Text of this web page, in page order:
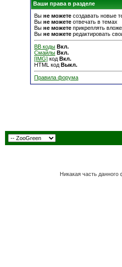
Ваши права в разделе
Вы не можете создавать новые
Вы не можете отвечать в темах
Вы не можете прикреплять
Вы не можете редактировать
BB коды Вкл.
Смайлы Вкл.
[IMG] код Вкл.
HTML код Выкл.
Правила форума
Никакая часть